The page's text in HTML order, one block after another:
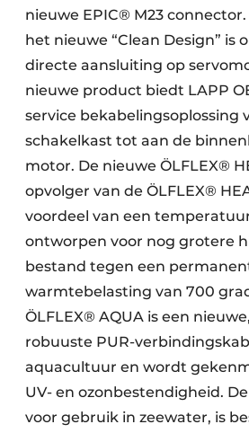
nieuwe EPIC® M23
het nieuwe “Clean Design” is
directe aansluiting op
nieuwe product biedt LAPP
service bekabelingsoplossing
schakelkast tot aan de
motor. De nieuwe ÖLFLEX®
opvolger van de ÖLFLEX®
voordeel van een
ontworpen voor nog grotere
bestand tegen een
warmtebelasting van 700
ÖLFLEX® AQUA is een
robuuste PUR-
aquacultuur en wordt
UV- en ozonbestendigheid.
voor gebruik in zeewater, is